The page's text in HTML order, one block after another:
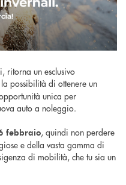
ritorna un esclusivo
possibilità di ottenere un
unica per
auto a noleggio.
febbraio, quindi non perdere
e della vasta gamma di
di mobilità, che tu sia un